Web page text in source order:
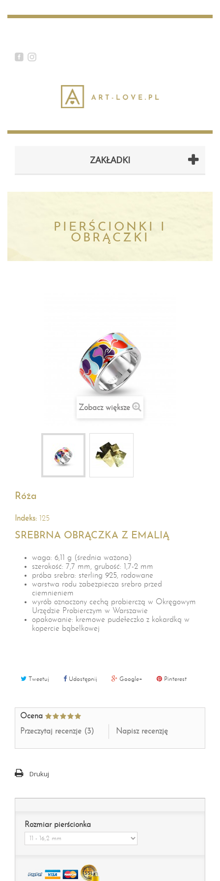
ZAKŁADKI
PIERŚCIONKI I
OBRĄCZKI
Zobacz większe
Róża
Indeks: 125
SREBRNA OBRĄCZKA Z EMALIĄ
waga: 6,11 g (średnia ważona)
szerokość: 7,7 mm, grubość: 1,7-2 mm
próba srebra: sterling 925, rodowane
warstwa rodu zabezpiecza srebro przed
ciemnieniem
wyrób oznaczony cechą probierczą w Okręgowym
Urzędzie Probierczym w Warszawie
opakowanie: kremowe pudełeczko z kokardką w
kopercie bąbelkowej
Tweetuj Udostępnij Google+ Pinterest
Ocena
Przeczytaj recenzje (3) Napisz recenzję
Drukuj
Rozmiar pierścionka